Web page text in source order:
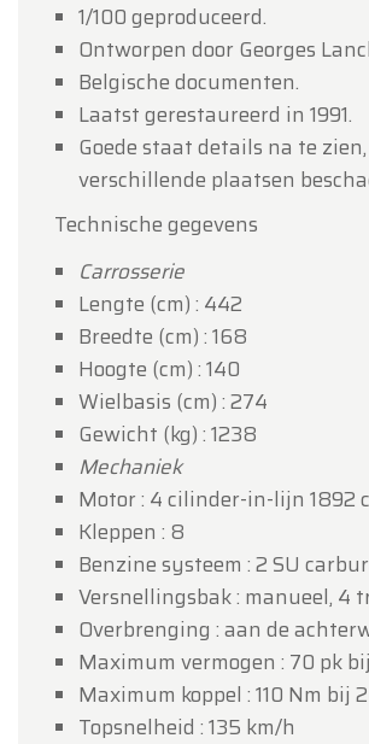
1/100 geproduceerd.
Ontworpen door Georges
Belgische documenten.
Laatst gerestaureerd in 1991.
Goede staat details na te
verschillende plaatsen
Technische gegevens
Carrosserie
Lengte (cm) : 442
Breedte (cm) : 168
Hoogte (cm) : 140
Wielbasis (cm) : 274
Gewicht (kg) : 1238
Mechaniek
Motor : 4 cilinder-in-lijn 1892
Kleppen : 8
Benzine systeem : 2 SU
Versnellingsbak : manueel, 4
Overbrenging : aan de
Maximum vermogen : 70 pk
Maximum koppel : 110 Nm bij
Topsnelheid : 135 km/h